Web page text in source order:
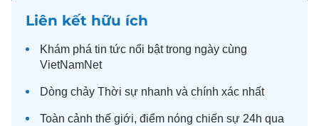
Liên kết hữu ích
Khám phá tin tức nổi bật trong ngày cùng
VietNamNet
Dòng chảy Thời sự nhanh và chính xác nhất
Toàn cảnh thế giới, điểm nóng chiến sự 24h qua